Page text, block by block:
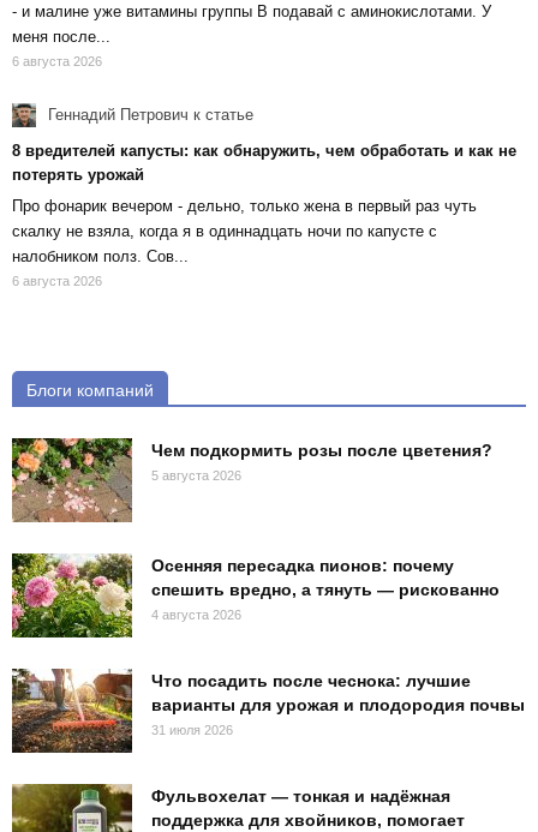
- и малине уже витамины группы В подавай с аминокислотами. У
меня после...
6 августа 2026
Геннадий Петрович к статье
8 вредителей капусты: как обнаружить, чем обработать и как не
потерять урожай
Про фонарик вечером - дельно, только жена в первый раз чуть
скалку не взяла, когда я в одиннадцать ночи по капусте с
налобником полз. Сов...
6 августа 2026
Блоги компаний
Чем подкормить розы после цветения?
5 августа 2026
Осенняя пересадка пионов: почему
спешить вредно, а тянуть — рискованно
4 августа 2026
Что посадить после чеснока: лучшие
варианты для урожая и плодородия почвы
31 июля 2026
Фульвохелат — тонкая и надёжная
поддержка для хвойников, помогает